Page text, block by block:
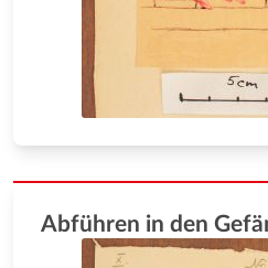
Abführen in den